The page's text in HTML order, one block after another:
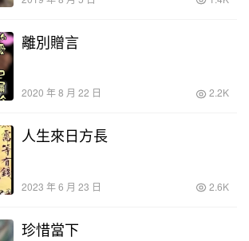
離別贈言
2020 年 8 月 22 日 2.2K
人生來日方長
2023 年 6 月 23 日 2.6K
珍惜當下